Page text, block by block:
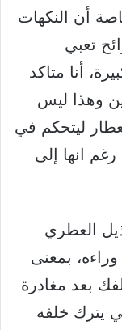
أن النكهات
تعبي
أنا متاكد
وهذا ليس
ليتحكم في
انها إلى
العطري
بمعنى
بعد مغادرة
يترك خلفه